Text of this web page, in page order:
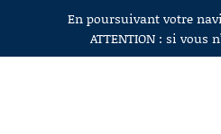
Aller au contenuEn poursuivant votre
ATTENTION : si